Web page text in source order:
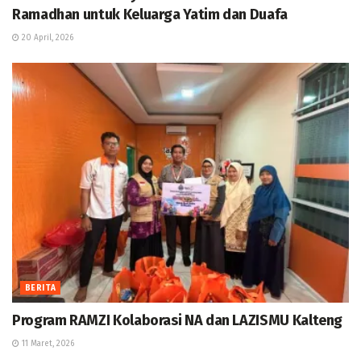
Ramadhan untuk Keluarga Yatim dan Duafa
20 April, 2026
BERITA
Program RAMZI Kolaborasi NA dan LAZISMU Kalteng
11 Maret, 2026